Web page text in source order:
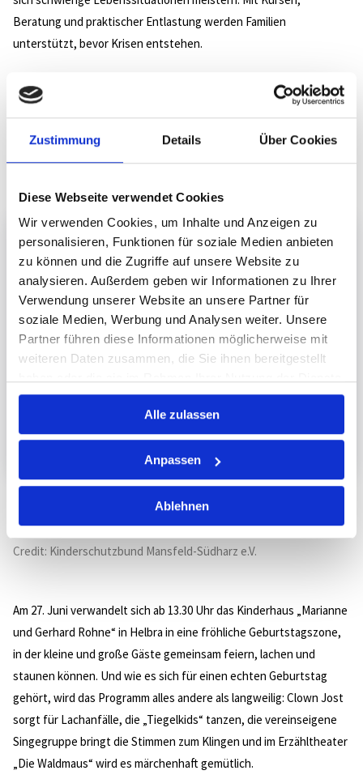
Zustimmung Details Über Cookies
Diese Webseite verwendet Cookies
Wir verwenden Cookies, um Inhalte und Anzeigen zu
personalisieren, Funktionen für soziale Medien anbieten
zu können und die Zugriffe auf unsere Website zu
analysieren. Außerdem geben wir Informationen zu Ihrer
Verwendung unserer Website an unsere Partner für
soziale Medien, Werbung und Analysen weiter. Unsere
Partner führen diese Informationen möglicherweise mit
weiteren Daten zusammen, die Sie ihnen bereitgestellt
gesammelt haben.
Alle zulassen
Anpassen
Ablehnen
Beratung und praktischer Entlastung werden Familien
unterstützt, bevor Krisen entstehen.
gefeiert, sondern mit Pauken, Trompeten und jeder Menge
Kinderglück!
"Wir helfen" unterstützt den Kinderschutzbund Kreisverband
Mansfeld-Südharz seit vielen Jahren. So auch beim Ausflug in den
Freizeitpark "Belantis".
Credit: Kinderschutzbund Mansfeld-Südharz e.V.
Am 27. Juni verwandelt sich ab 13.30 Uhr das Kinderhaus „Marianne
und Gerhard Rohne“ in Helbra in eine fröhliche Geburtstagszone,
in der kleine und große Gäste gemeinsam feiern, lachen und
staunen können. Und wie es sich für einen echten Geburtstag
gehört, wird das Programm alles andere als langweilig: Clown Jost
sorgt für Lachanfälle, die „Tiegelkids“ tanzen, die vereinseigene
Singegruppe bringt die Stimmen zum Klingen und im Erzähltheater
„Die Waldmaus“ wird es märchenhaft gemütlich.